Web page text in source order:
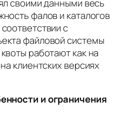
своими данными весь
фалов и каталогов
с
файловой системы
работают как на
клиентских версиях
и ограничения